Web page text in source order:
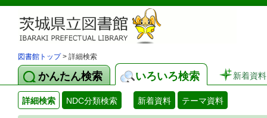
図書館トップ> 詳細検索
かんたん検索 いろいろ検索 新着資料
詳細検索 NDC分類検索 新着資料 テーマ資料